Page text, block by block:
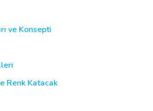
ve Konsepti
Renk Katacak